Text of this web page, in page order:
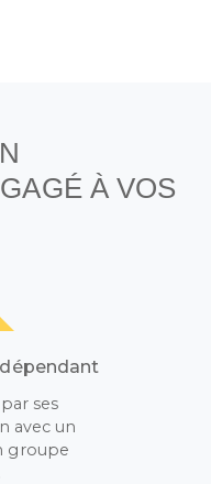
À VOS
ses
avec un
groupe